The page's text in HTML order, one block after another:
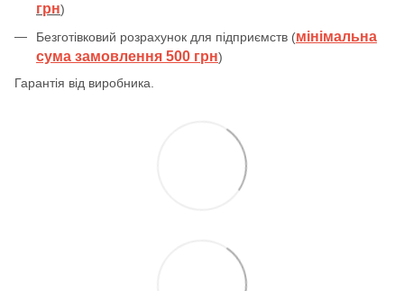
грн)
Безготівковий розрахунок для підприємств (мінімальна
сума замовлення 500 грн)
Гарантія від виробника.